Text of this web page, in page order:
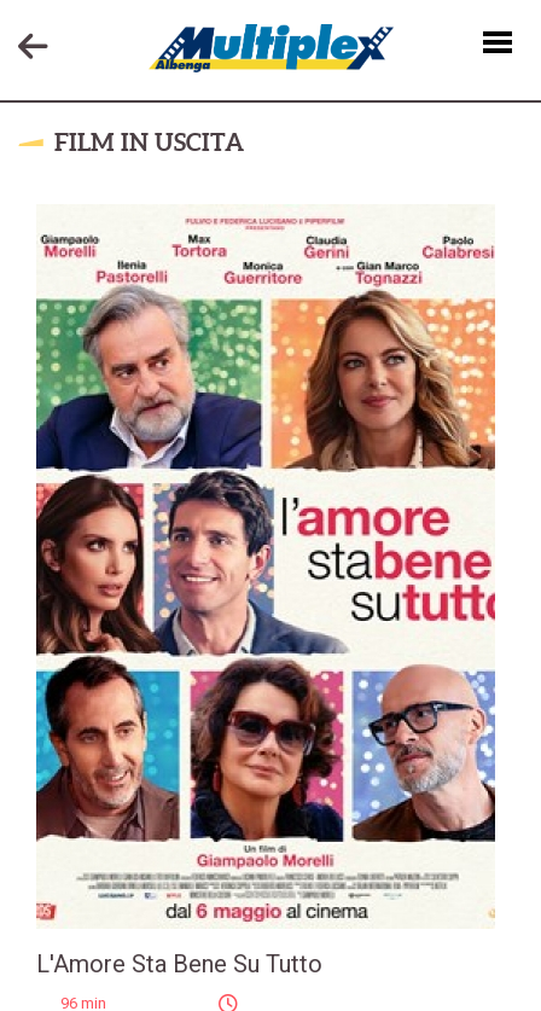
FILM IN USCITA
L'Amore Sta Bene Su Tutto
96 min